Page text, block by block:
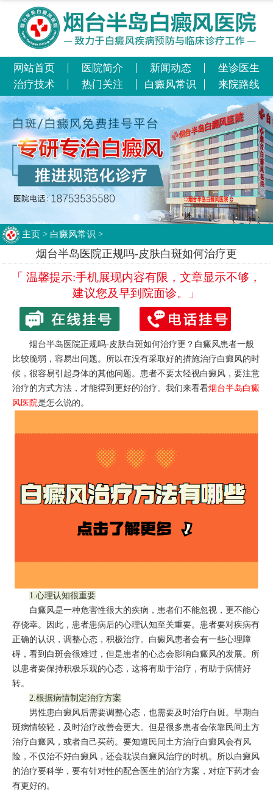
网站首页 医院简介 新闻动态
坐诊医生
治疗技术
热门关注 白癜风常识 来院路线
主页 > 白癜风常识 >
烟台半岛医院正规吗-皮肤白斑如何治疗更
「 温馨提示:手机展现内容有限，文章显示不够，
建议您及早到院面诊。」
烟台半岛医院正规吗-皮肤白斑如何治疗更？白癜风患者一般
比较脆弱，容易出问题。所以在没有采取好的措施治疗白癜风的时
候，很容易引起身体的其他问题。患者不要太轻视白癜风，要注意
治疗的方式方法，才能得到更好的治疗。我们来看看烟台半岛白癜
风医院是怎么说的。
1.心理认知很重要
白癜风是一种危害性很大的疾病，患者们不能忽视，更不能心
存侥幸。因此，患者患病后的心理认知至关重要。患者要对疾病有
正确的认识，调整心态，积极治疗。白癜风患者会有一些心理障
碍，看到白斑会很难过，但是患者的心态会影响白癜风的发展。所
以患者要保持积极乐观的心态，这将有助于治疗，有助于病情好
转。
2.根据病情制定治疗方案
男性患白癜风后需要调整心态，也需要及时治疗白斑。早期白
斑病情较轻，及时治疗改善会更大。但是很多患者会依靠民间土方
治疗白癜风，或者自己买药。要知道民间土方治疗白癜风会有风
险，不仅治不好白癜风，还会耽误白癜风治疗的时机。所以白癜风
的治疗要科学，要有针对性的配合医生的治疗方案，对症下药才会
有更好的。